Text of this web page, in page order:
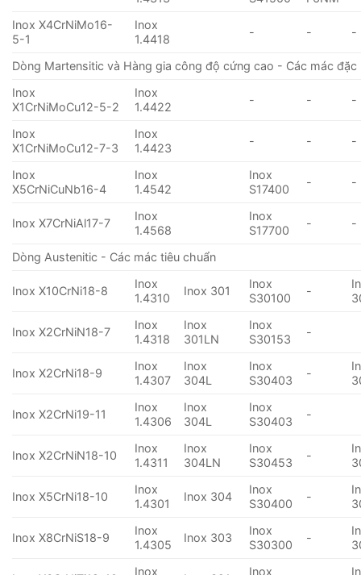
Inox X4CrNiMo16-
5-1
Inox
1.4418
- - -
Dòng Martensitic và Hàng gia công độ cứng cao - Các mác đặc
Inox
X1CrNiMoCu12-5-2
Inox
1.4422
- - -
Inox
X1CrNiMoCu12-7-3
Inox
1.4423
- - -
Inox
X5CrNiCuNb16-4
Inox
1.4542
Inox
S17400
- -
Inox X7CrNiAl17-7
Inox
1.4568
Inox
S17700
- -
Dòng Austenitic - Các mác tiêu chuẩn
Inox X10CrNi18-8
Inox
1.4310
Inox 301
Inox
S30100
-
Inox X2CrNiN18-7
Inox
1.4318
Inox
301LN
Inox
S30153
-
Inox X2CrNi18-9
Inox
1.4307
Inox
304L
Inox
S30403
-
Inox X2CrNi19-11
Inox
1.4306
Inox
304L
Inox
S30403
-
Inox X2CrNiN18-10
Inox
1.4311
Inox
304LN
Inox
S30453
-
Inox X5CrNi18-10
Inox
1.4301
Inox 304
Inox
S30400
-
Inox X8CrNiS18-9
Inox
1.4305
Inox 303
Inox
S30300
-
Inox
Inox